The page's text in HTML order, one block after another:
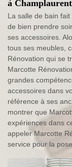
à Champlaurent
La salle de bain
de bien prendre
ses accessoires.
tous ses meubles,
Rénovation qui se
Marcotte
grandes
accessoires dans
référence à ses
montrer que
expériences dans
appeler Marcotte
service pour la